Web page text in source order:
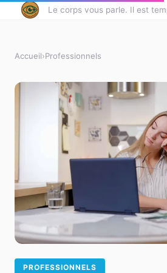
Le corps vous parle. Il est
Accueil›Professionnels
PROFESSIONNELS